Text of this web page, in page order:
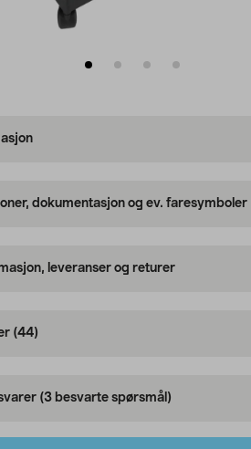
dokumentasjon og ev. faresymboler
leveranser og returer
(44)
(3 besvarte spørsmål)